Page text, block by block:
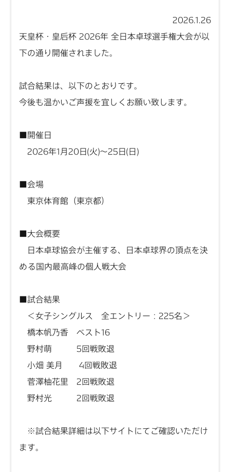
2026.1.26
天皇杯・皇后杯 2026年 全日本卓球選手権大会が以
下の通り開催されました。
試合結果は、以下のとおりです。
今後も温かいご声援を宜しくお願い致します。
■開催日
2026年1月20日(火)～25日(日)
■会場
東京体育館（東京都）
■大会概要
日本卓球協会が主催する、日本卓球界の頂点を決
める国内最高峰の個人戦大会​​
■試合結果
＜女子シングルス 全エントリー：225名＞
橋本帆乃香 ベスト16
野村萌 5回戦敗退
小畑 美月 4回戦敗退
菅澤柚花里 2回戦敗退
野村光 2回戦敗退
※試合結果詳細は以下サイトにてご確認いただけ
ます。